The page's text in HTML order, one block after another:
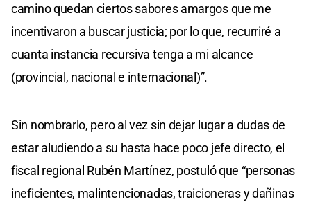
camino quedan ciertos sabores amargos que me
incentivaron a buscar justicia; por lo que, recurriré a
cuanta instancia recursiva tenga a mi alcance
(provincial, nacional e internacional)”.
Sin nombrarlo, pero al vez sin dejar lugar a dudas de
estar aludiendo a su hasta hace poco jefe directo, el
fiscal regional Rubén Martínez, postuló que “personas
ineficientes, malintencionadas, traicioneras y dañinas